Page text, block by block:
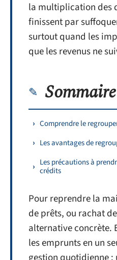
la multiplication des
finissent par
surtout quand les
que les revenus ne
Sommaire
Comprendre le
Les avantages de
Les précautions à
crédits
Pour reprendre la
de prêts, ou rachat
alternative concrète.
les emprunts en un